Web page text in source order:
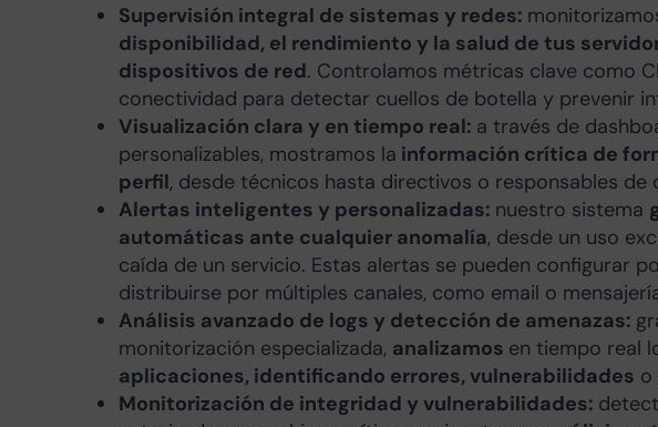
Supervisión integral de sistemas y redes:
disponibilidad, el rendimiento y la salud de tus
dispositivos de red. Controlamos métricas clave como
conectividad para detectar cuellos de botella y prevenir
Visualización clara y en tiempo real: a través de
personalizables, mostramos la información crítica de
perfil, desde técnicos hasta directivos o responsables de
Alertas inteligentes y personalizadas: nuestro sistema
automáticas ante cualquier anomalía, desde un uso
caída de un servicio. Estas alertas se pueden configurar
distribuirse por múltiples canales, como email o
Análisis avanzado de logs y detección de amenazas:
monitorización especializada, analizamos en tiempo real
aplicaciones, identificando errores, vulnerabilidades o
Monitorización de integridad y vulnerabilidades: